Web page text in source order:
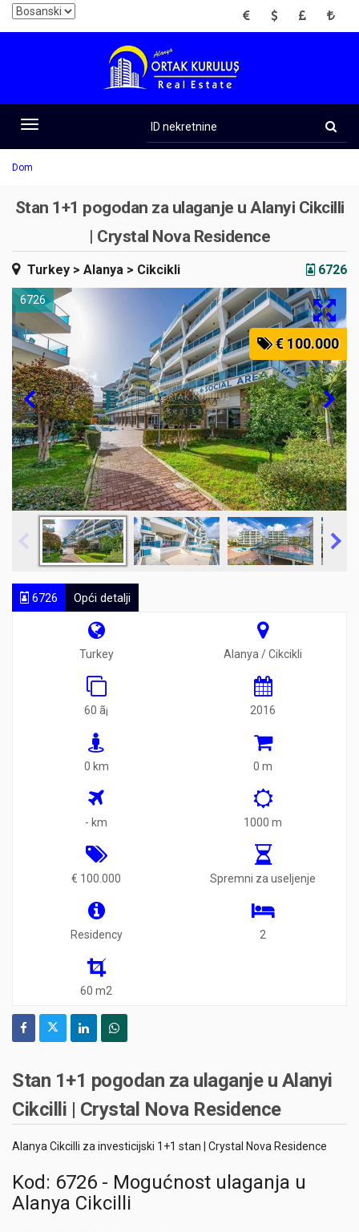
EUR USD GBP TRY
Toggle
navigation
nekretnine
Dom
Stan 1+1 pogodan za ulaganje u Alanyi Cikcilli
| Crystal Nova Residence
Turkey > Alanya > Cikcikli 6726
6726
€ 100.000
6726 Opći detalji
Turkey Alanya / Cikcikli
60 ã¡ 2016
0 km 0 m
- km 1000 m
€ 100.000 Spremni za useljenje
Residency 2
60 m2
Stan 1+1 pogodan za ulaganje u Alanyi
Cikcilli | Crystal Nova Residence
Alanya Cikcilli za investicijski 1+1 stan | Crystal Nova Residence
Kod: 6726 - Mogućnost ulaganja u
Alanya Cikcilli